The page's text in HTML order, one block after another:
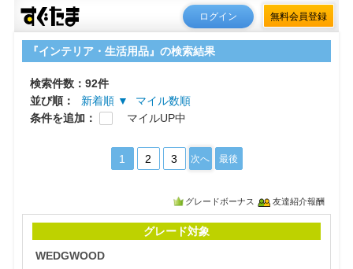
ログイン 無料会員登録
『インテリア・生活用品』の検索結果
検索件数：92件
並び順：
新着順 ▼
マイル数順
条件を追加：
マイルUP中
1 2 3 次へ 最後
グレードボーナス 友達紹介報酬
グレード対象
WEDGWOOD